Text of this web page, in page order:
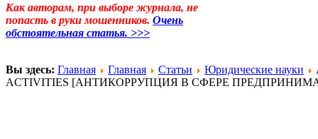
Как авторам, при выборе журнала, не
попасть в руки мошенников. Очень
обстоятельная статья. >>>
Вы здесь: Главная Главная Статьи Юридические науки
ACTIVITIES [АНТИКОРРУПЦИЯ В СФЕРЕ